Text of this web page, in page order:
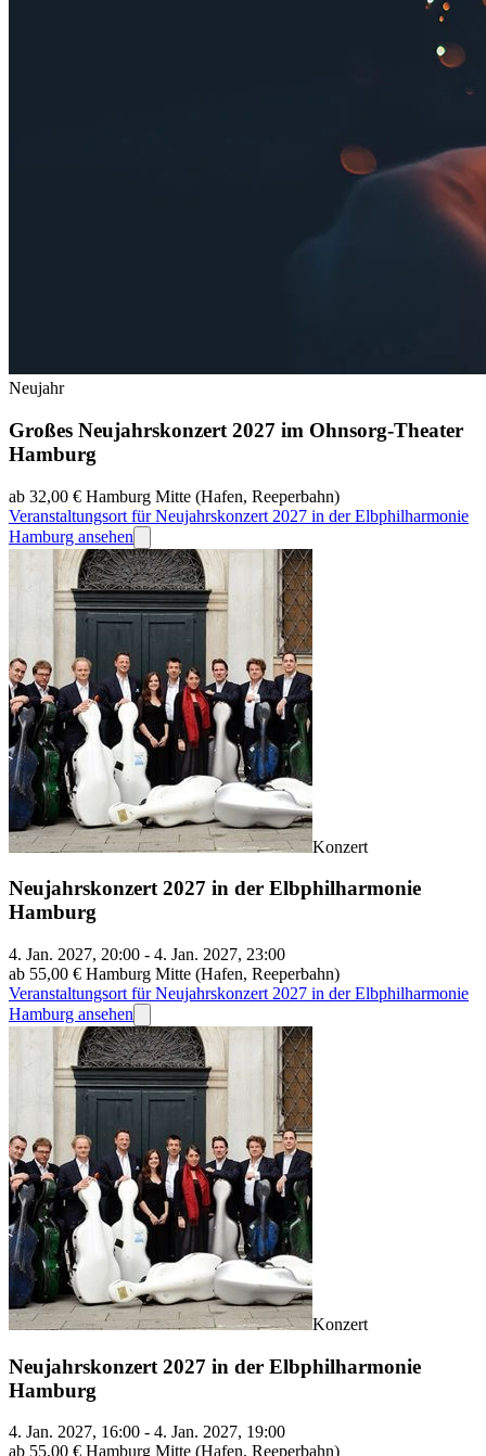
Neujahr
Großes Neujahrskonzert 2027 im Ohnsorg-Theater
Hamburg
ab 32,00 € Hamburg Mitte (Hafen, Reeperbahn)
Veranstaltungsort für Neujahrskonzert 2027 in der Elbphilharmonie
Hamburg ansehen
Konzert
Neujahrskonzert 2027 in der Elbphilharmonie
Hamburg
4. Jan. 2027, 20:00 - 4. Jan. 2027, 23:00
ab 55,00 € Hamburg Mitte (Hafen, Reeperbahn)
Veranstaltungsort für Neujahrskonzert 2027 in der Elbphilharmonie
Hamburg ansehen
Konzert
Neujahrskonzert 2027 in der Elbphilharmonie
Hamburg
4. Jan. 2027, 16:00 - 4. Jan. 2027, 19:00
ab 55,00 € Hamburg Mitte (Hafen, Reeperbahn)